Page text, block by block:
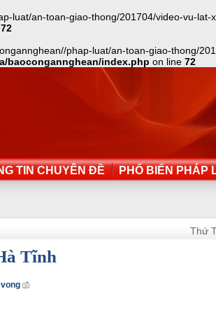
luat/an-toan-giao-thong/201704/video-vu-
72
phap-luat/an-toan-giao-thong/
baocongannghean/index.php on line 72
TIN CHUYÊN ĐỀ PHỔ BIẾN PHÁP
Thứ
Tĩnh